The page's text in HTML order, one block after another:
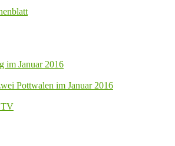
im Januar 2016
Pottwalen im Januar 2016
TV